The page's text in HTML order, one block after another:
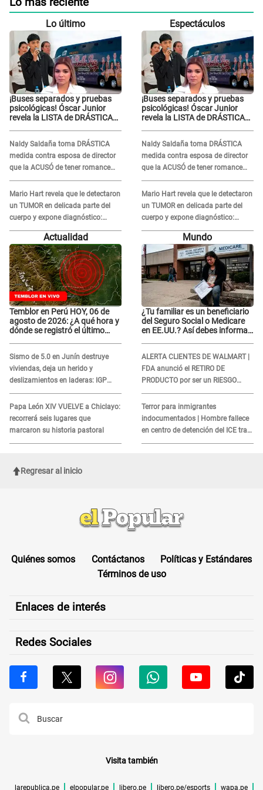
Lo más reciente
Lo último
¡Buses separados y pruebas
psicológicas! Óscar Junior
revela la LISTA de DRÁSTICAS
Naldy Saldaña
Naldy Saldaña toma DRÁSTICA
medida contra esposa de director
que la ACUSÓ de tener romance
con él: "Muy triste..."
Mario Hart revela que le detectaron
un TUMOR en delicada parte del
cuerpo y expone diagnóstico:
"Dolores muy fuertes..."
Espectáculos
¡Buses separados y pruebas
psicológicas! Óscar Junior
revela la LISTA de DRÁSTICAS
Naldy Saldaña
Naldy Saldaña toma DRÁSTICA
medida contra esposa de director
que la ACUSÓ de tener romance
con él: "Muy triste..."
Mario Hart revela que le detectaron
un TUMOR en delicada parte del
cuerpo y expone diagnóstico:
"Dolores muy fuertes..."
Actualidad
Temblor en Perú HOY, 06 de
agosto de 2026: ¿A qué hora y
dónde se registró el último
Sismo de 5.0 en Junín destruye
viviendas, deja un herido y
deslizamientos en laderas: IGP
alerta sobre posibles réplicas
Papa León XIV VUELVE a Chiclayo:
recorrerá seis lugares que
marcaron su historia pastoral
Mundo
¿Tu familiar es un beneficiario
del Seguro Social o Medicare
en EE.UU.? Así debes informar
ALERTA CLIENTES DE WALMART |
FDA anunció el RETIRO DE
PRODUCTO por ser un RIESGO
MORTAL para consumidores: ¿Cuál
es?
Terror para inmigrantes
indocumentados | Hombre fallece
en centro de detención del ICE tras
sufrir una "emergencia médica"
Regresar al inicio
Quiénes somos Contáctanos
Políticas y Estándares
Términos de uso
Enlaces de interés
Redes Sociales
Visita también
larepublica.pe elpopular.pe libero.pe libero.pe/esports wapa.pe